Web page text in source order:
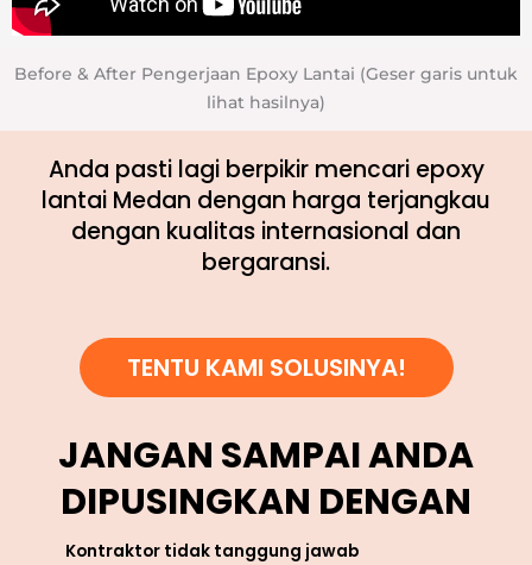
Before & After Pengerjaan Epoxy Lantai (Geser garis untuk
lihat hasilnya)
Anda pasti lagi berpikir mencari epoxy
lantai Medan dengan harga terjangkau
dengan kualitas internasional dan
bergaransi.
TENTU KAMI SOLUSINYA!
JANGAN SAMPAI ANDA
DIPUSINGKAN DENGAN
Kontraktor tidak tanggung jawab